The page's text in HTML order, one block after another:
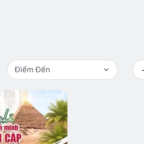
Điểm Đến